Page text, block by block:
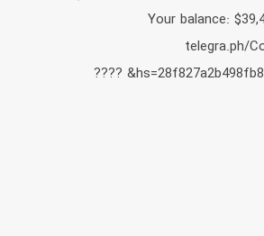
Your balance:
telegra.ph/